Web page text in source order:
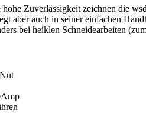
Zuverlässigkeit zeichnen die
aber auch in seiner einfachen
bei heiklen Schneidearbeiten